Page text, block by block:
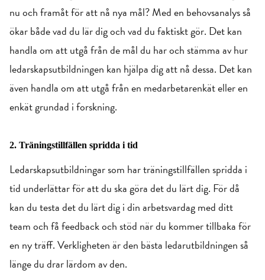
nu och framåt för att nå nya mål?Med en behovsanalys så
ökar både vad du lär dig och vad du faktiskt gör. Det kan
handla om att utgå från de mål du har och stämma av hur
ledarskapsutbildningen kan hjälpa dig att nå dessa. Det kan
även handla om att utgå från en medarbetarenkät eller en
enkät grundad i forskning.
2. Träningstillfällen spridda i tid
Ledarskapsutbildningar som har träningstillfällen spridda i
tid underlättar för att du ska göra det du lärt dig. För då
kan du testa det du lärt digi din arbetsvardag med ditt
teamoch få feedback och stöd när du kommer tillbaka för
en ny träff. Verkligheten är den bästa ledarutbildningen så
länge du drar lärdom av den.